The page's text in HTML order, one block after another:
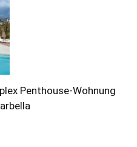
Penthouse-Wohnung